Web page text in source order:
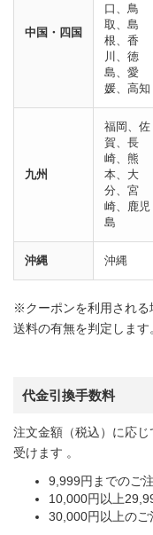
中国・四国
口、鳥
取、島
根、香
川、徳
島、愛
媛、高知
九州
福岡、佐
賀、長
崎、熊
本、大
分、宮
崎、鹿児
島
沖縄 沖縄
※クーポンを利用される
送料の有無を判定します
代金引換手数料
注文金額（税込）に応
受けます 。
9,999円までのご
10,000円以上
30,000円以上のご